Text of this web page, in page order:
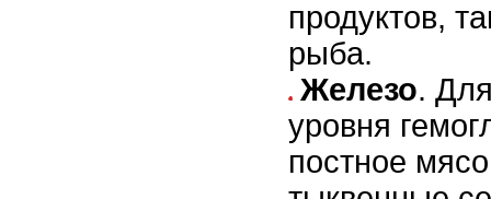
продуктов,
рыба.
Железо.
уровня
постное